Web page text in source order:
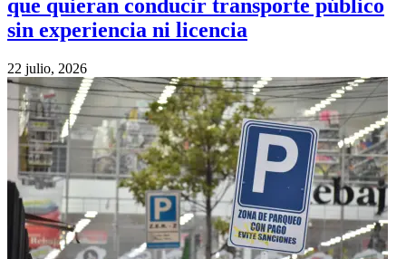
que quieran conducir transporte público
sin experiencia ni licencia
22 julio, 2026